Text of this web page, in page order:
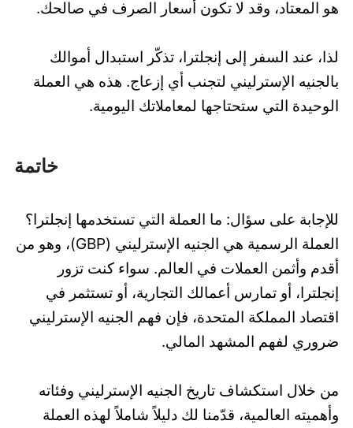
هو المعتاد، وقد لا تكون أسعار الصرف في صالحك.
لذا، عند السفر إلى إنجلترا، تذكّر استبدال أموالك
بالجنيه الإسترليني لتجنب أي إزعاج. هذه هي العملة
الوحيدة التي ستحتاجها لمعاملاتك اليومية.
خاتمة
للإجابة على سؤال: ما العملة التي تستخدمها إنجلترا؟
العملة الرسمية هي الجنيه الإسترليني (GBP)، وهو من
أقدم وأثمن العملات في العالم. سواء كنت تزور
إنجلترا، أو تمارس أعمالك التجارية، أو تستثمر في
اقتصاد المملكة المتحدة، فإن فهم الجنيه الإسترليني
ضروري لفهم المشهد المالي.
من خلال استكشاف تاريخ الجنيه الإسترليني وفئاته
وأهميته العالمية، قدّمنا لك دليلاً شاملاً لهذه العملة